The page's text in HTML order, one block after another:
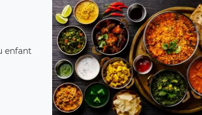
enfant